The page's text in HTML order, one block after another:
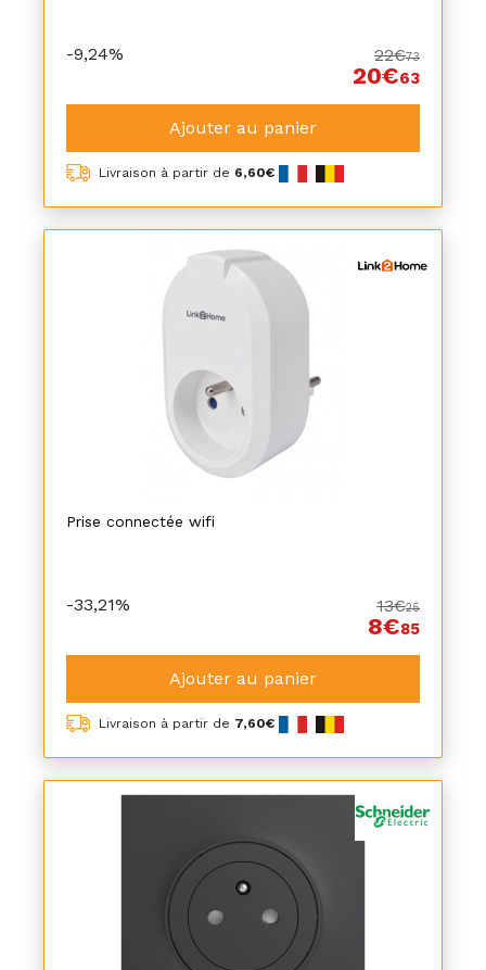
-9,24% 22€73
20€63
Ajouter au panier
Livraison à partir de 6,60€
Prise connectée wifi
-33,21% 13€25
8€85
Ajouter au panier
Livraison à partir de 7,60€